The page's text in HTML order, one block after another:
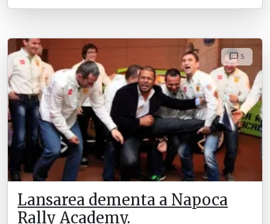
5
Lansarea dementa a Napoca
Rally Academy.